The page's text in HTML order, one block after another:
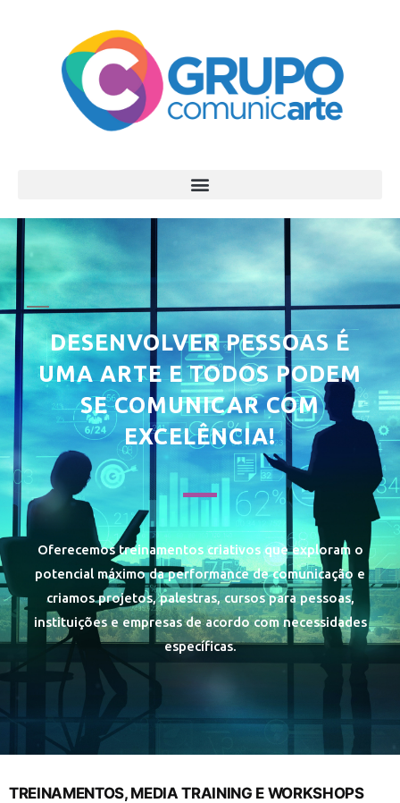
DESENVOLVER PESSOAS É
UMA ARTE E TODOS PODEM
SE COMUNICAR COM
EXCELÊNCIA!
Oferecemos treinamentos criativos que exploram o
potencial máximo da performance de comunicação e
criamos projetos, palestras, cursos para pessoas,
instituições e empresas de acordo com necessidades
específicas.
TREINAMENTOS, MEDIA TRAINING E WORKSHOPS